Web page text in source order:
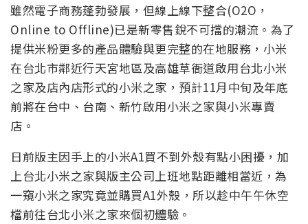
雖然電子商務蓬勃發展，但線上線下整合(O2O，
Online to Offline)已是新零售銳不可擋的潮流。為了
提供米粉更多的產品體驗與更完整的在地服務，小米
在台北市鄰近行天宮地區及高雄草衙道啟用台北小米
之家及店內店形式的小米之家，預計11月中旬及年底
前將在台中、台南、新竹啟用小米之家與小米專賣
店。
日前版主因手上的小米A1買不到外殼有點小困擾，加
上台北小米之家與版主公司上班地點距離相當近，為
一窺小米之家究竟並購買A1外殼，所以趁中午午休空
檔前往台北小米之家來個初體驗。